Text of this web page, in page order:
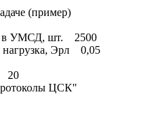
(пример)
в УМСД, шт. 2500
нагрузка, Эрл 0,05
20
ЦСК"